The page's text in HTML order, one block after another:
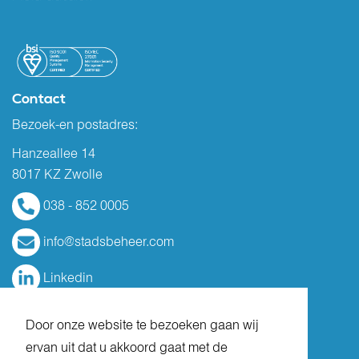
Door onze website te bezoeken gaan wij
ervan uit dat u akkoord gaat met de
Contact
Bezoek-en postadres:
Hanzeallee 14
8017 KZ Zwolle
038 - 852 0005
info@stadsbeheer.com
Linkedin